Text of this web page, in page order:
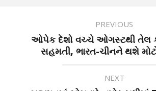
PREVIOUS
ઓપેક દેશો વચ્ચે ઓગસ્ટથી તેલ
સહમતી, ભારત-ચીનને થશે
NEXT